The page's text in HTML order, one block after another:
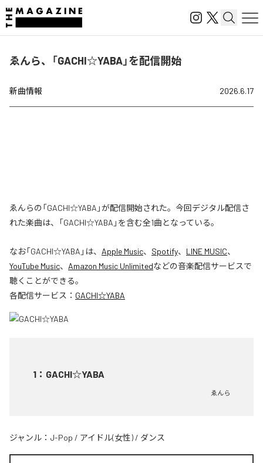
ゑんら、「GACHI☆YABA」を配信開始
新曲情報 2026.6.17
ゑんらの「GACHI☆YABA」が配信開始された。今回デジタル配信さ
れた楽曲は、「GACHI☆YABA」を含む全1曲となっている。
なお「GACHI☆YABA 」は、 Apple Music、 Spotify、 LINE MUSIC、
YouTube Music、 Amazon Music Unlimitedなどの音楽配信サービスで
聴くことができる。
各配信サービス： GACHI☆YABA
1 ： GACHI☆YABA
ゑんら
ジャンル： J-Pop / アイドル(女性) / ダンス